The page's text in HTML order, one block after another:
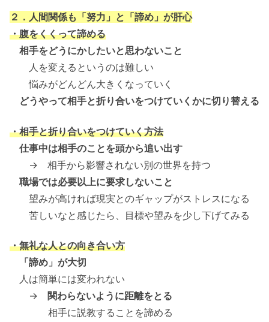
２．人間関係も「努力」と「諦め」が肝心
・腹をくくって諦める
相手をどうにかしたいと思わないこと
人を変えるというのは難しい
悩みがどんどん大きくなっていく
どうやって相手と折り合いをつけていくかに切り替える
・相手と折り合いをつけていく方法
仕事中は相手のことを頭から追い出す
→ 相手から影響されない別の世界を持つ
職場では必要以上に要求しないこと
望みが高ければ現実とのギャップがストレスになる
苦しいなと感じたら、目標や望みを少し下げてみる
・無礼な人との向き合い方
「諦め」が大切
人は簡単には変われない
→ 関わらないように距離をとる
相手に説教することを諦める